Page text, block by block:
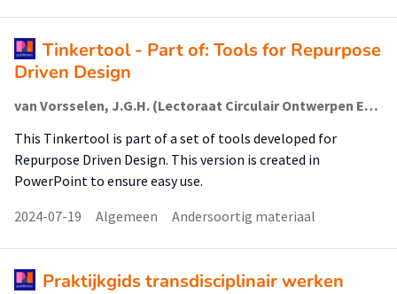
Tinkertool - Part of: Tools for Repurpose
Driven Design
van Vorsselen, J.G.H. (Lectoraat Circulair Ontwerpen En Ondernemen); de Leede, A.L.M.; Oskam, I.F. (Lectoraat Circulair Ontwerpen En Ondernemen); Snäll, B. (Lectoraat Circulair Ontwerpen En Ondernemen)
This Tinkertool is part of a set of tools developed for
Repurpose Driven Design. This version is created in
PowerPoint to ensure easy use.
2024-07-19
Algemeen Andersoortig materiaal
Praktijkgids transdisciplinair werken